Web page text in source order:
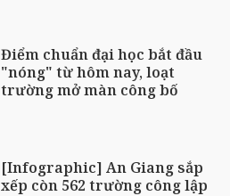
Điểm chuẩn đại học bắt đầu
"nóng" từ hôm nay, loạt
trường mở màn công bố
[Infographic] An Giang sắp
xếp còn 562 trường công lập